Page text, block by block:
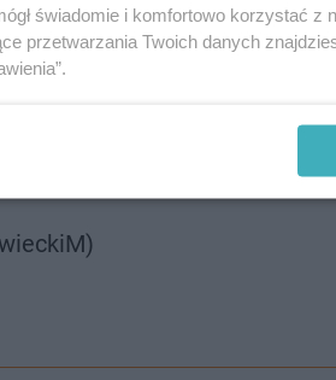
od
nie otworzymy
świadomie i komfortowo korzystać z
przetwarzania Twoich danych